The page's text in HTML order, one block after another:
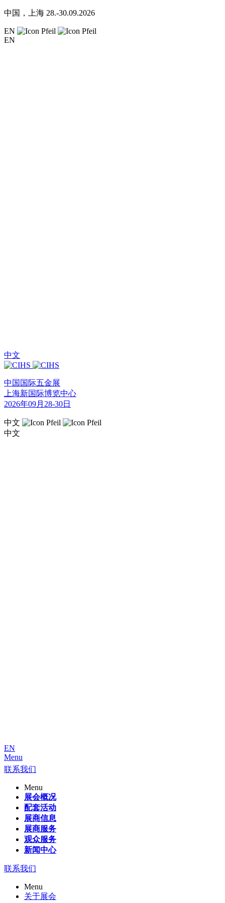
中国，上海 28.-30.09.2026
EN
EN
中文
中国国际五金展
上海新国际博览中心
2026年09月28-30日
中文
中文
EN
Menu
联系我们
Menu
展会概况
配套活动
展商信息
展商服务
观众服务
新闻中心
联系我们
Menu
关于展会